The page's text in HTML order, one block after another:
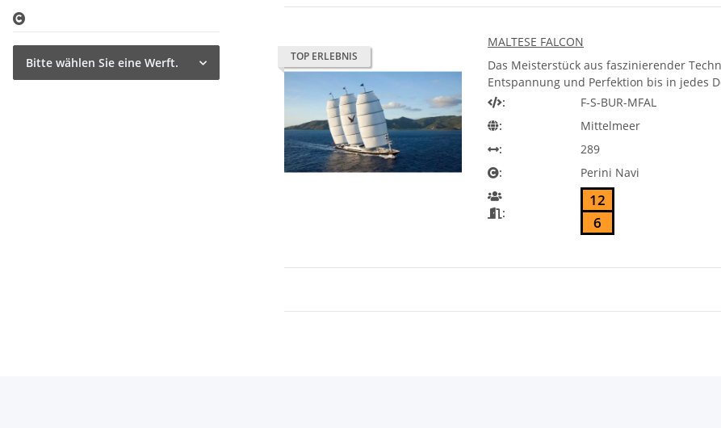
TOP ERLEBNIS
MALTESE FALCON
Das Meisterstück aus faszinierender
Entspannung und Perfektion bis in jedes
:
F-S-BUR-MFAL
:
Mittelmeer
:
289
:
Perini Navi
:
12
6
Bitte wählen Sie eine Werft.